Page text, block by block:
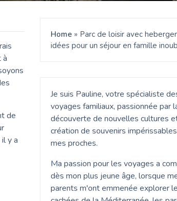
à
de
y a
Home » Parc de loisir avec
idées pour un séjour en famille
Je suis Pauline, votre spécialiste
voyages familiaux, passionnée par
découverte de nouvelles cultures
création de souvenirs
mes proches.
Ma passion pour les voyages a
dès mon plus jeune âge, lorsque
parents m'ont emmenée explorer